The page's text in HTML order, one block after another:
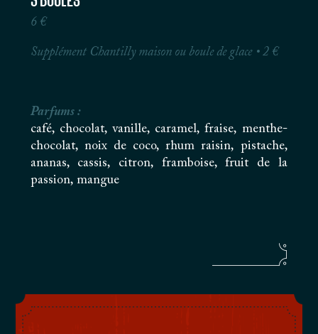
6 €
Supplément Chantilly maison ou boule de glace • 2 €
Parfums :
café, chocolat, vanille, caramel, fraise, menthe-
chocolat, noix de coco, rhum raisin, pistache,
ananas, cassis, citron, framboise, fruit de la
passion, mangue